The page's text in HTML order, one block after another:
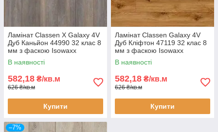
Ламінат Classen X Galaxy 4V
Дуб Каньйон 44990 32 клас 8
мм з фаскою Isowaxx
В наявності
582,18 ₴/кв.м
626 ₴/кв.м
Купити
Ламінат Classen Galaxy 4V
Дуб Кліфтон 47119 32 клас 8
мм з фаскою Isowaxx
В наявності
582,18 ₴/кв.м
626 ₴/кв.м
Купити
–7%